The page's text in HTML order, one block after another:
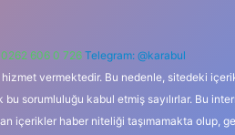
606 0 726 Telegram: @karabul
hizmet vermektedir. Bu nedenle, sitedeki
sorumluluğu kabul etmiş sayılırlar. Bu
içerikler haber niteliği taşımamakta olup,